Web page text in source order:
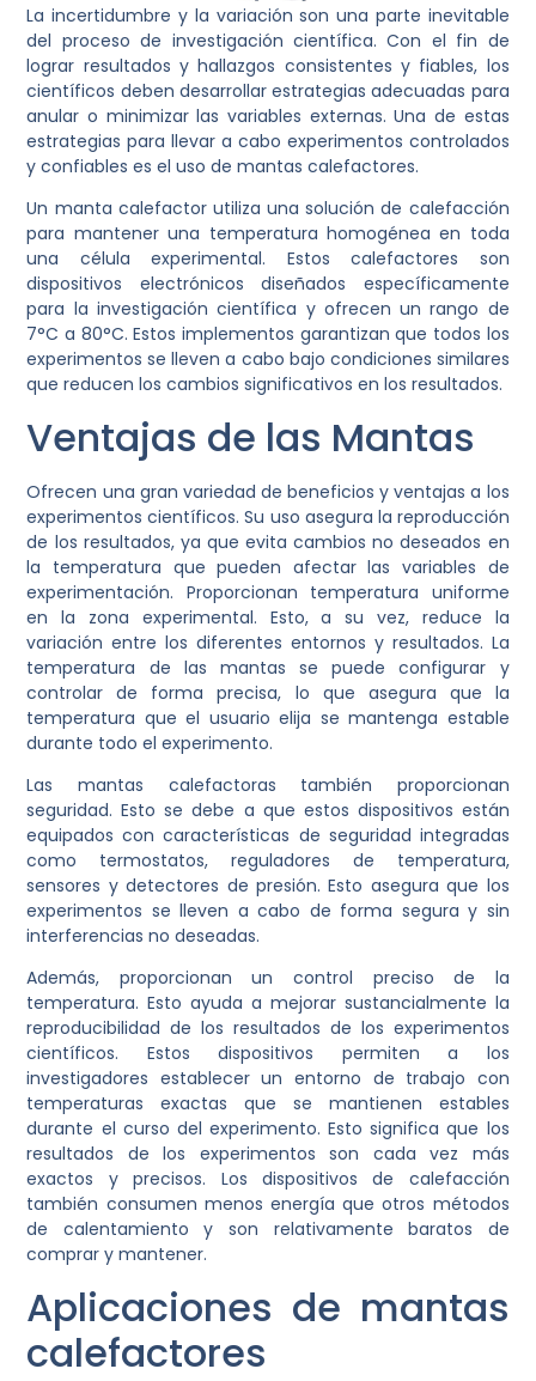
La incertidumbre y la variación son una parte inevitable
del proceso de investigación científica. Con el fin de
lograr resultados y hallazgos consistentes y fiables, los
científicos deben desarrollar estrategias adecuadas para
anular o minimizar las variables externas. Una de estas
estrategias para llevar a cabo experimentos controlados
y confiables es el uso de mantas calefactores.
Un manta calefactor utiliza una solución de calefacción
para mantener una temperatura homogénea en toda
una célula experimental. Estos calefactores son
dispositivos electrónicos diseñados específicamente
para la investigación científica y ofrecen un rango de
7°C a 80°C. Estos implementos garantizan que todos los
experimentos se lleven a cabo bajo condiciones similares
que reducen los cambios significativos en los resultados.
Ventajas de las Mantas
Ofrecen una gran variedad de beneficios y ventajas a los
experimentos científicos. Su uso asegura la reproducción
de los resultados, ya que evita cambios no deseados en
la temperatura que pueden afectar las variables de
experimentación. Proporcionan temperatura uniforme
en la zona experimental. Esto, a su vez, reduce la
variación entre los diferentes entornos y resultados. La
temperatura de las mantas se puede configurar y
controlar de forma precisa, lo que asegura que la
temperatura que el usuario elija se mantenga estable
durante todo el experimento.
Las mantas calefactoras también proporcionan
seguridad. Esto se debe a que estos dispositivos están
equipados con características de seguridad integradas
como termostatos, reguladores de temperatura,
sensores y detectores de presión. Esto asegura que los
experimentos se lleven a cabo de forma segura y sin
interferencias no deseadas.
Además, proporcionan un control preciso de la
temperatura. Esto ayuda a mejorar sustancialmente la
reproducibilidad de los resultados de los experimentos
científicos. Estos dispositivos permiten a los
investigadores establecer un entorno de trabajo con
temperaturas exactas que se mantienen estables
durante el curso del experimento. Esto significa que los
resultados de los experimentos son cada vez más
exactos y precisos. Los dispositivos de calefacción
también consumen menos energía que otros métodos
de calentamiento y son relativamente baratos de
comprar y mantener.
Aplicaciones de mantas
calefactores